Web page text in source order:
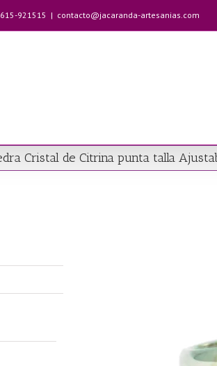
921515 | contacto@jacaranda-artesanias.com
Cristal de Citrina punta talla